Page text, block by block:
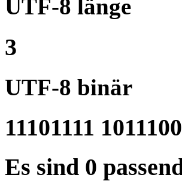
UTF-8 länge
3
UTF-8 binär
11101111
Es sind 0